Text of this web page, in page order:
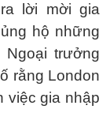
lời mời gia
hộ những
trưởng
rằng London
việc gia nhập